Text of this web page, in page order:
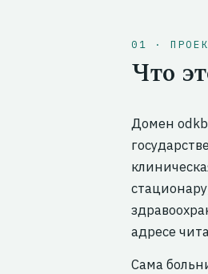
01 ·
Что
Домен
адресе
Сама